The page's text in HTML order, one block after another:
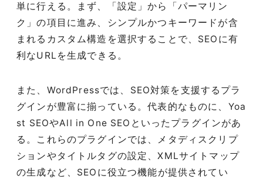
単に行える。まず、「設定」から「パーマリン
ク」の項目に進み、シンプルかつキーワードが含
まれるカスタム構造を選択することで、SEOに有
利なURLを生成できる。
また、WordPressでは、SEO対策を支援するプラ
グインが豊富に揃っている。代表的なものに、Yoa
st SEOやAll in One SEOといったプラグインがあ
る。これらのプラグインでは、メタディスクリプ
ションやタイトルタグの設定、XMLサイトマップ
の生成など、SEOに役立つ機能が提供されてい